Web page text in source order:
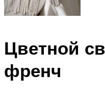
Цветной
френч